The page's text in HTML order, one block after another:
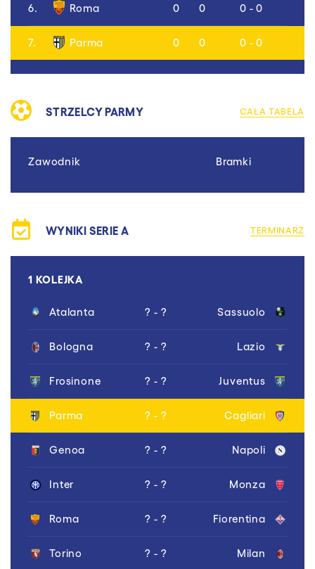
6. Roma 0 0 0 - 0
7. Parma 0 0 0 - 0
STRZELCY PARMY CAŁA TABELA
Zawodnik Bramki
WYNIKI SERIE A TERMINARZ
1 KOLEJKA
Atalanta ? - ? Sassuolo
Bologna ? - ? Lazio
Frosinone ? - ? Juventus
Parma ? - ? Cagliari
Genoa ? - ? Napoli
Inter ? - ? Monza
Roma ? - ? Fiorentina
Torino ? - ? Milan